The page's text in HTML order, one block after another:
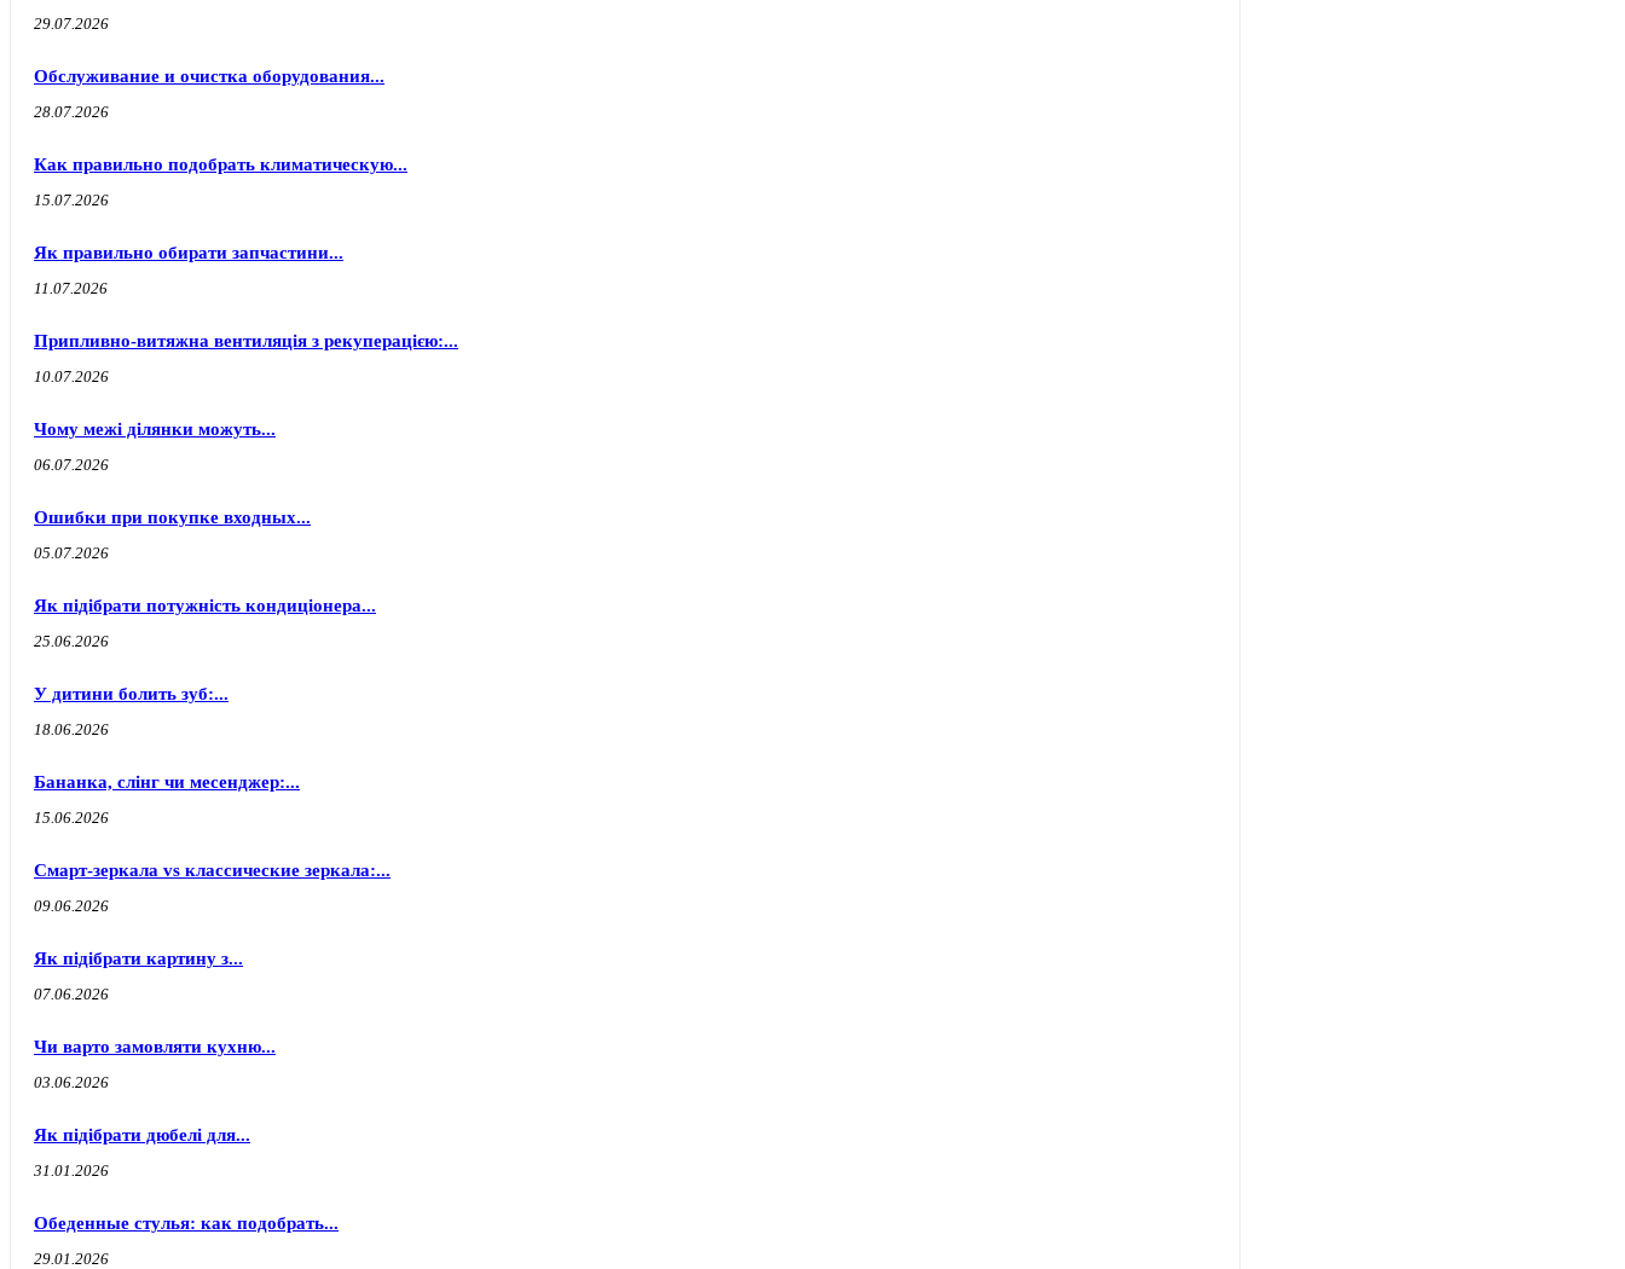
29.07.2026
Обслуживание и очистка оборудования...
28.07.2026
Как правильно подобрать климатическую...
15.07.2026
Як правильно обирати запчастини...
11.07.2026
Припливно-витяжна вентиляція з рекуперацією:...
10.07.2026
Чому межі ділянки можуть...
06.07.2026
Ошибки при покупке входных...
05.07.2026
Як підібрати потужність кондиціонера...
25.06.2026
У дитини болить зуб:...
18.06.2026
Бананка, слінг чи месенджер:...
15.06.2026
Смарт-зеркала vs классические зеркала:...
09.06.2026
Як підібрати картину з...
07.06.2026
Чи варто замовляти кухню...
03.06.2026
Як підібрати дюбелі для...
31.01.2026
Обеденные стулья: как подобрать...
29.01.2026